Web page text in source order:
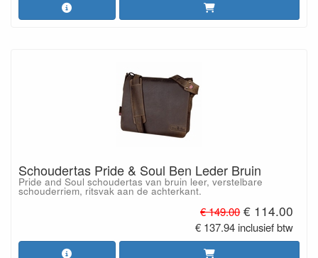
Schoudertas Pride & Soul Ben Leder Bruin
Pride and Soul schoudertas van bruin leer, verstelbare
schouderriem, ritsvak aan de achterkant.
€ 149.00 € 114.00
€ 137.94 inclusief btw